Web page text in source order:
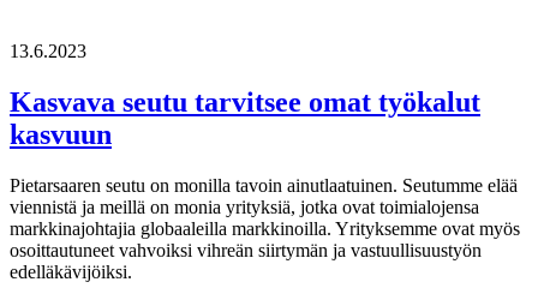
13.6.2023
Kasvava seutu tarvitsee omat työkalut
kasvuun
Pietarsaaren seutu on monilla tavoin ainutlaatuinen. Seutumme elää
viennistä ja meillä on monia yrityksiä, jotka ovat toimialojensa
markkinajohtajia globaaleilla markkinoilla. Yrityksemme ovat myös
osoittautuneet vahvoiksi vihreän siirtymän ja vastuullisuustyön
edelläkävijöiksi.